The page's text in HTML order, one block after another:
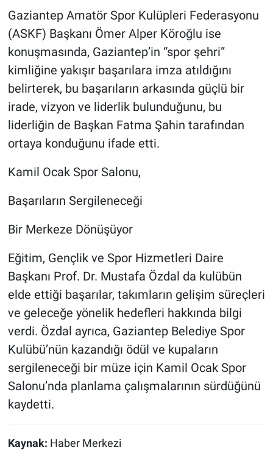
Gaziantep Amatör Spor Kulüpleri Federasyonu
(ASKF) Başkanı Ömer Alper Köroğlu ise
konuşmasında, Gaziantep’in “spor şehri”
kimliğine yakışır başarılara imza atıldığını
belirterek, bu başarıların arkasında güçlü bir
irade, vizyon ve liderlik bulunduğunu, bu
liderliğin de Başkan Fatma Şahin tarafından
ortaya konduğunu ifade etti.
Kamil Ocak Spor Salonu,
Başarıların Sergileneceği
Bir Merkeze Dönüşüyor
Eğitim, Gençlik ve Spor Hizmetleri Daire
Başkanı Prof. Dr. Mustafa Özdal da kulübün
elde ettiği başarılar, takımların gelişim süreçleri
ve geleceğe yönelik hedefleri hakkında bilgi
verdi. Özdal ayrıca, Gaziantep Belediye Spor
Kulübü’nün kazandığı ödül ve kupaların
sergileneceği bir müze için Kamil Ocak Spor
Salonu’nda planlama çalışmalarının sürdüğünü
kaydetti.
Kaynak: Haber Merkezi